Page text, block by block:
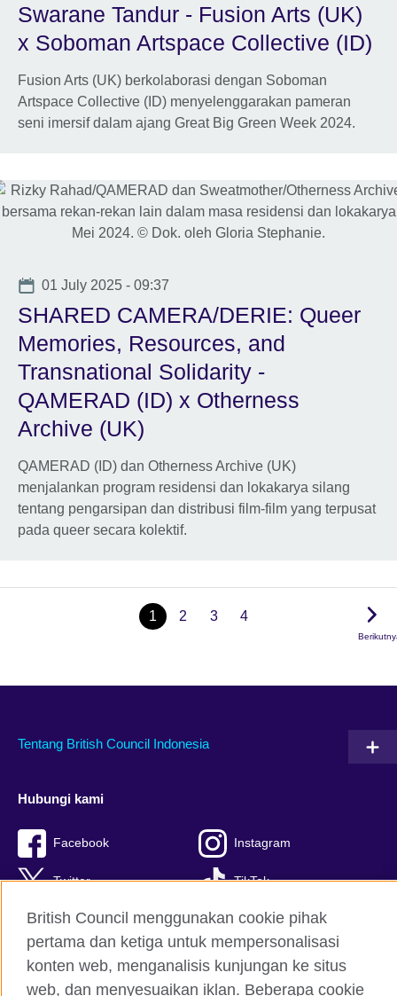
Swarane Tandur - Fusion Arts (UK)
x Soboman Artspace Collective (ID)
Fusion Arts (UK) berkolaborasi dengan Soboman
Artspace Collective (ID) menyelenggarakan pameran
seni imersif dalam ajang Great Big Green Week 2024.
Date
01 July 2025 - 09:37
SHARED CAMERA/DERIE: Queer
Memories, Resources, and
Transnational Solidarity -
QAMERAD (ID) x Otherness
Archive (UK)
QAMERAD (ID) dan Otherness Archive (UK)
menjalankan program residensi dan lokakarya silang
tentang pengarsipan dan distribusi film-film yang terpusat
pada queer secara kolektif.
1 2 3 4
Tentang British Council Indonesia
Hubungi kami
Facebook Instagram
Twitter TikTok
British Council global
British Council menggunakan cookie pihak
pertama dan ketiga untuk mempersonalisasi
konten web, menganalisis kunjungan ke situs
web, dan menyesuaikan iklan. Beberapa cookie